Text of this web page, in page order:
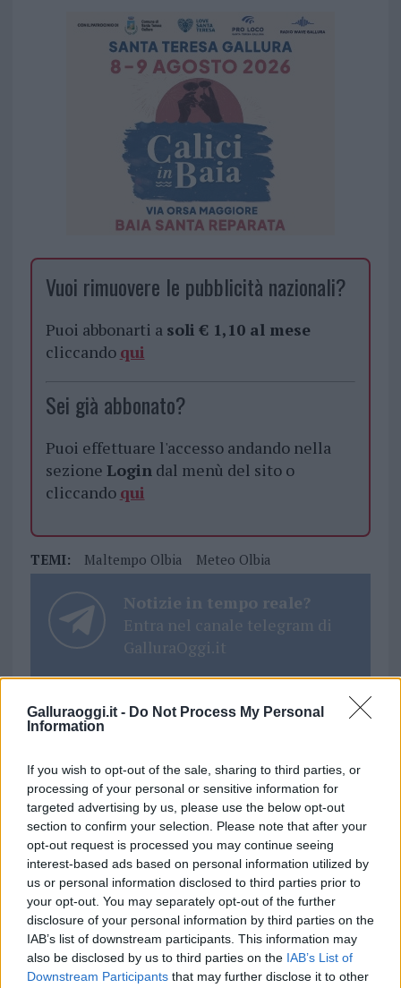
Galluraoggi.it - Do Not Process My Personal
Information
If you wish to opt-out of the sale, sharing to third parties, or
processing of your personal or sensitive information for
targeted advertising by us, please use the below opt-out
section to confirm your selection. Please note that after your
opt-out request is processed you may continue seeing
interest-based ads based on personal information utilized by
us or personal information disclosed to third parties prior to
your opt-out. You may separately opt-out of the further
disclosure of your personal information by third parties on the
IAB’s list of downstream participants. This information may
also be disclosed by us to third parties on the IAB’s List of
Downstream Participants that may further disclose it to other
Vuoi rimuovere le pubblicità nazionali?
Puoi abbonarti a soli € 1,10 al mese
cliccando qui
Sei già abbonato?
Puoi effettuare l'accesso andando nella
sezione Logindal menù del sito o
cliccando qui
TEMI: Maltempo Olbia Meteo Olbia
Notizie in tempo reale?
Entra nel canale telegram di
GalluraOggi.it
Su WhatsApp al numero +39
345 356 7512
Ricevi le nostre ultime news
daGoogle News